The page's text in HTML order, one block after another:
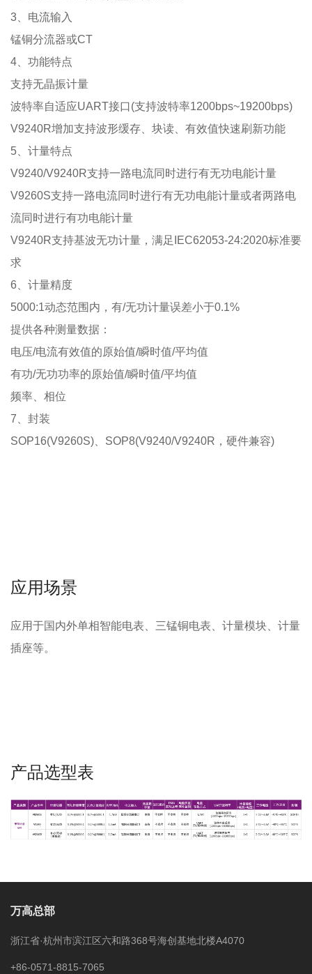
3 、电流输入
锰铜分流器或CT
4 、功能特点
支持无晶振计量
波特率自适应UART接口(支持波特率1200bps~19200bps)
V9240R增加支持波形缓存、块读、有效值快速刷新功能
5 、计量特点
V9240/V9240R支持一路电流同时进行有无功电能计量
V9260S支持一路电流同时进行有无功电能计量或者两路电
流同时进行有功电能计量
V9240R支持基波无功计量，满足 IEC62053-24:2020标准要
求
6 、计量精度
5000:1动态范围内，有/无功计量误差小于0.1%
提供各种测量数据：
电压/电流有效值的原始值/瞬时值/平均值
有功/无功功率的原始值/瞬时值/平均值
频率
相位
7 、封装
SOP16(V9260S)
SOP8(V9240/V9240R ，硬件兼容)
应用场景
应用于国内外单相智能电表、三锰铜电表、计量模块、计量
插座等。
产品选型表
万高总部
浙江省·杭州市滨江区六和路368号海创基地北楼A4070
+86-0571-8815-7065